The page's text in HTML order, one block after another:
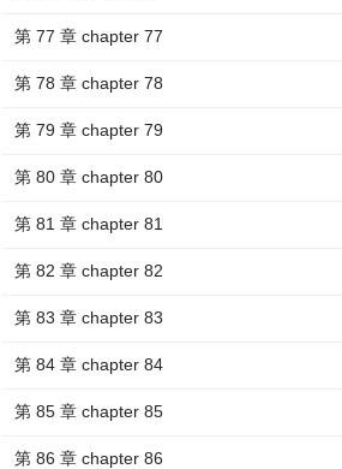
第 77 章 chapter 77
第 78 章 chapter 78
第 79 章 chapter 79
第 80 章 chapter 80
第 81 章 chapter 81
第 82 章 chapter 82
第 83 章 chapter 83
第 84 章 chapter 84
第 85 章 chapter 85
第 86 章 chapter 86